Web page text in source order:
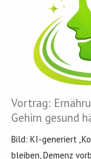
Vortrag:
Gehirn gesund
Bild: KI-generiert
bleiben, Demenz